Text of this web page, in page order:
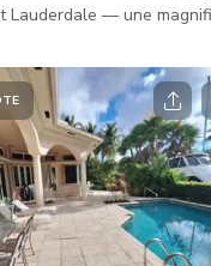
Lauderdale — une
luxuriante,
intimes, des
ou des expériences
grande piscine, un
vue imprenable sur la
La propriété offre 4
et un g